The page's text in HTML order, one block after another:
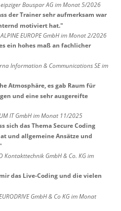
Bauspar AG im Monat 5/2026
der Trainer sehr aufmerksam war
motiviert hat."
EUROPE GmbH im Monat 2/2026
ein hohes maß an fachlicher
Information & Communications SE im
Atmosphäre, es gab Raum für
und eine sehr ausgereifte
IT GmbH im Monat 11/2025
sich das Thema Secure Coding
und allgemeine Ansätze und
Kontakttechnik GmbH & Co. KG im
das Live-Coding und die vielen
GmbH & Co KG im Monat